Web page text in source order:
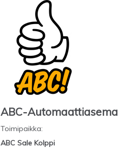
ABC-Automaattiasema
Toimipaikka:
ABC Sale Kolppi